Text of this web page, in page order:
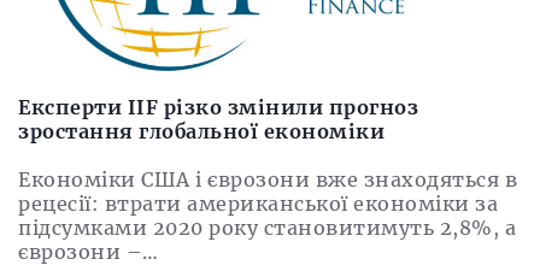
Експерти IIF різко змінили прогноз
зростання глобальної економіки
Економіки США і єврозони вже знаходяться в
рецесії: втрати американської економіки за
підсумками 2020 року становитимуть 2,8%, а
єврозони –…